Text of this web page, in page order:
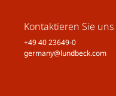
Kontaktieren Sie uns
+49 40 23649-0
germany@lundbeck.com